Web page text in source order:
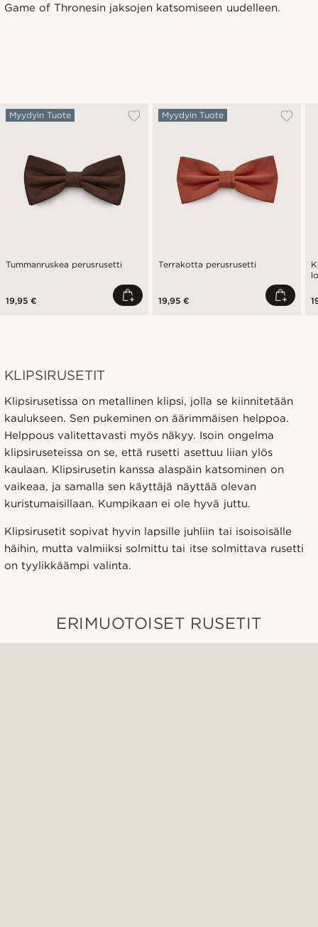
Game of Thronesin jaksojen katsomiseen uudelleen.
Tummanruskea perusrusetti
Myydyin Tuote
19,95 €
Terrakotta perusrusetti
Myydyin Tuote
19,95 €
KLIPSIRUSETIT
Klipsirusetissa on metallinen klipsi, jolla se kiinnitetään
kaulukseen. Sen pukeminen on äärimmäisen helppoa.
Helppous valitettavasti myös näkyy. Isoin ongelma
klipsiruseteissa on se, että rusetti asettuu liian ylös
kaulaan. Klipsirusetin kanssa alaspäin katsominen on
vaikeaa, ja samalla sen käyttäjä näyttää olevan
kuristumaisillaan. Kumpikaan ei ole hyvä juttu.
Klipsirusetit sopivat hyvin lapsille juhliin tai isoisoisälle
häihin, mutta valmiiksi solmittu tai itse solmittava rusetti
on tyylikkäämpi valinta.
ERIMUOTOISET RUSETIT